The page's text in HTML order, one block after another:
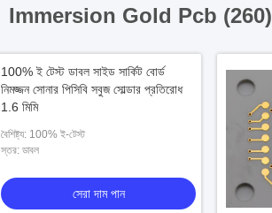
Immersion Gold Pcb (260)
100% ই টেস্ট ডাবল সাইড সার্কিট বোর্ড
নিমজ্জন সোনার পিসিবি সবুজ সোল্ডার প্রতিরোধ
1.6 মিমি
বৈশিষ্ট্য: 100% ই-টেস্ট
স্তর: ডাবল
সেরা দাম পান